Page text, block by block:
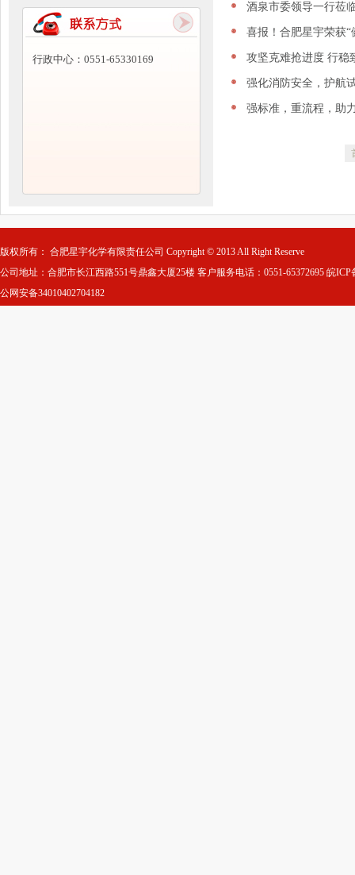
行政中心：0551-65330169
酒泉市委领导一行莅
喜报！合肥星宇荣获“
攻坚克难抢进度 行
强化消防安全，护航
强标准，重流程，助
版权所有： 合肥星宇化学有限责任公司 Copyright © 2013 All Right Reserve
公司地址：合肥市长江西路551号鼎鑫大厦25楼 客户服务电话：0551-65372695 皖ICP
公网安备34010402704182